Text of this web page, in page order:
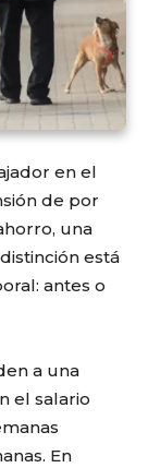
en el
de por
una
está
antes o
a una
el salario
En